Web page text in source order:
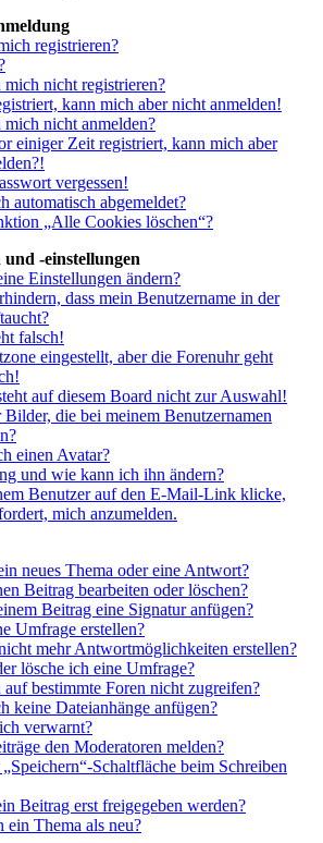
registrieren?
nicht registrieren?
kann mich aber nicht anmelden!
nicht anmelden?
einiger Zeit registriert, kann mich aber
vergessen!
automatisch abgemeldet?
„Alle Cookies löschen“?
-einstellungen
Einstellungen ändern?
dass mein Benutzername in der
falsch!
eingestellt, aber die Forenuhr geht
auf diesem Board nicht zur Auswahl!
Bilder, die bei meinem Benutzernamen
einen Avatar?
und wie kann ich ihn ändern?
Benutzer auf den E-Mail-Link klicke,
mich anzumelden.
neues Thema oder eine Antwort?
Beitrag bearbeiten oder löschen?
Beitrag eine Signatur anfügen?
Umfrage erstellen?
mehr Antwortmöglichkeiten erstellen?
lösche ich eine Umfrage?
bestimmte Foren nicht zugreifen?
keine Dateianhänge anfügen?
verwarnt?
den Moderatoren melden?
Schaltfläche beim Schreiben
Beitrag erst freigegeben werden?
ein Thema als neu?